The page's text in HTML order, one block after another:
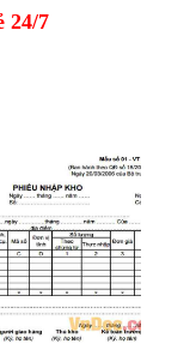
24/7